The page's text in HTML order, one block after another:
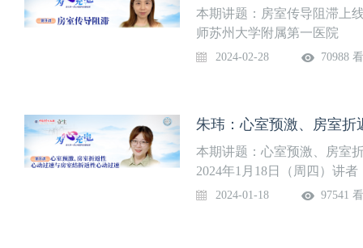
本期讲题：房室传导阻滞上
师苏州大学附属第一医院
2024-02-28 70988
本期讲题：心室预激、房室
2024年1月18日（周四）讲
2024-01-18 97541